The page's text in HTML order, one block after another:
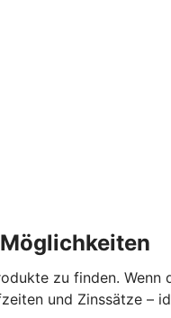
zu finden.
und Zinssätze –